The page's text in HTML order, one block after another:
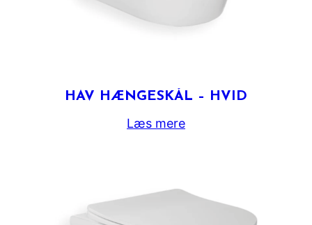
HAV HÆNGESKÅL – HVID
Læs mere